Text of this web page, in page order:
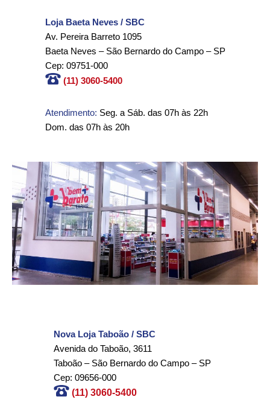
Loja Baeta Neves / SBC
Av. Pereira Barreto 1095
Baeta Neves – São Bernardo do Campo – SP
Cep: 09751-000
(11) 3060-5400
Atendimento: Seg. a Sáb. das 07h às 22h
Dom. das 07h às 20h
Nova Loja Taboão / SBC
Avenida do Taboão, 3611
Taboão – São Bernardo do Campo – SP
Cep: 09656-000
(11) 3060-5400